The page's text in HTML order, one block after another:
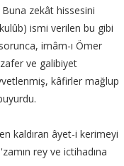
zekât hissesini
ismi verilen bu gibi
imâm-ı Ömer
ve galibiyet
kâfirler mağlup
kaldıran âyet-i kerimeyi
rey ve ictihadına